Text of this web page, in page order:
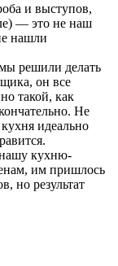
и выступов,
— это не наш
нашли
решили делать
он все
такой, как
Не
идеально
кухню-
им пришлось
но результат